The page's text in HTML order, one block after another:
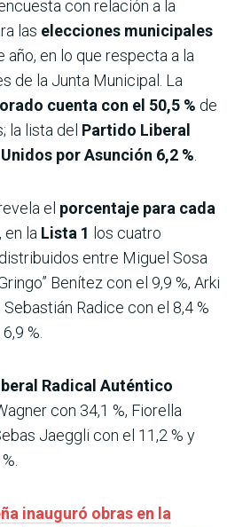
con relación a la
las elecciones municipales
en lo que respecta a la
de la Junta Municipal. La
cuenta con el 50,5 % de
la lista del Partido Liberal
Unidos por Asunción 6,2 %
el porcentaje para cada
, en la Lista 1 los cuatro
entre Miguel Sosa
Benítez con el 9,9 %, Arki
Radice con el 8,4 %
%.
Radical Auténtico
con 34,1 %, Fiorella
Jaeggli con el 11,2 % y
inauguró obras en la